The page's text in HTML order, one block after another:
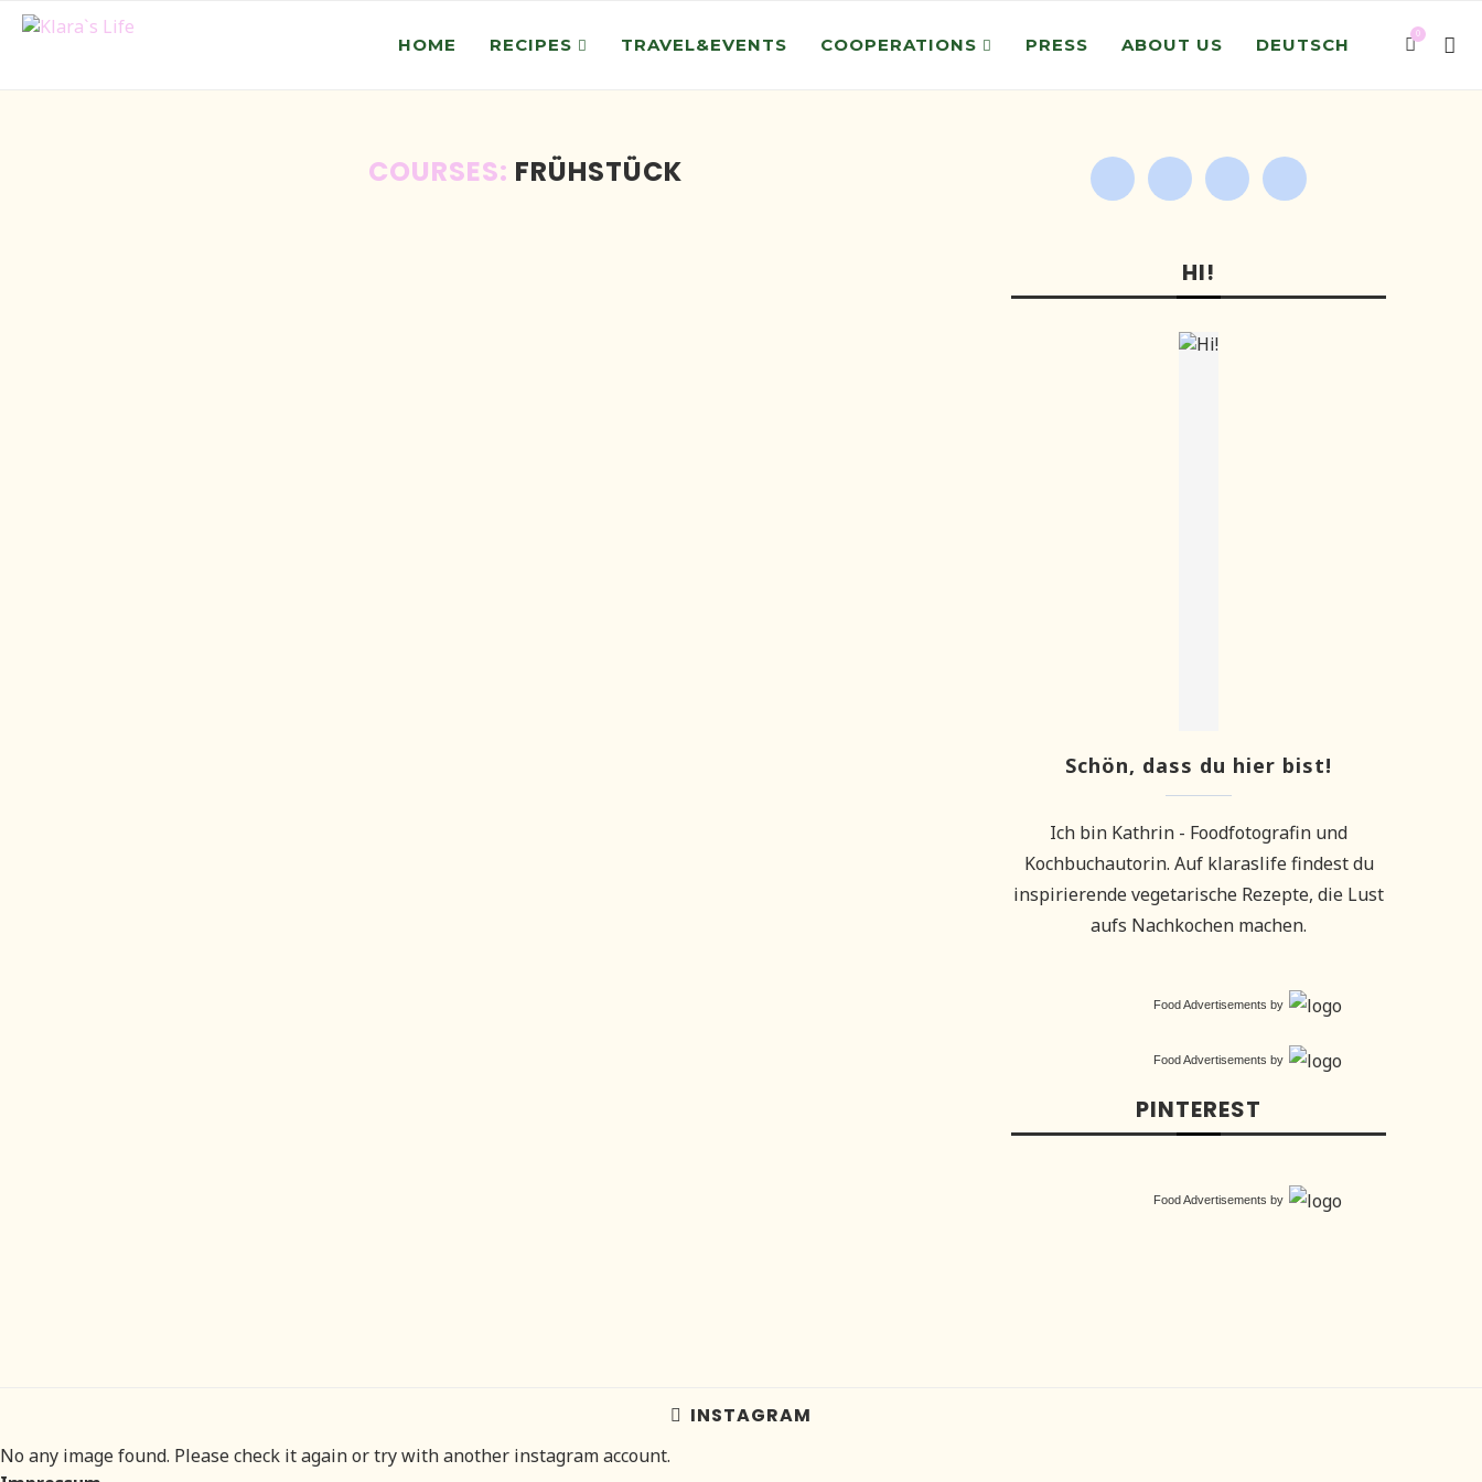
HOME RECIPES TRAVEL&EVENTS COOPERATIONS PRESS ABOUT US DEUTSCH
0
COURSES: FRÜHSTÜCK
HI!
Schön, dass du hier bist!
Ich bin Kathrin - Foodfotografin und
Kochbuchautorin. Auf klaraslife findest du
inspirierende vegetarische Rezepte, die Lust
aufs Nachkochen machen.
Food Advertisements by
Food Advertisements by
PINTEREST
Food Advertisements by
INSTAGRAM
No any image found. Please check it again or try with another instagram account.